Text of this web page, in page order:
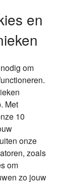
Focus
Focus
en
om
Met
10
onze
zoals
om
zo jouw